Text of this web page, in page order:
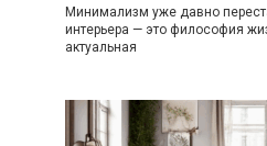
Минимализм уже давно
интерьера — это философия
актуальная